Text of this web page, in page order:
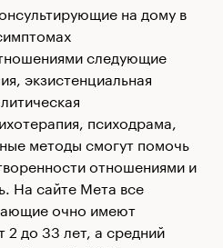
на дому в
следующие
экзистенциальная
психодрама,
методы смогут помочь
отношениями и
На сайте Мета все
очно имеют
2 до 33 лет, а средний